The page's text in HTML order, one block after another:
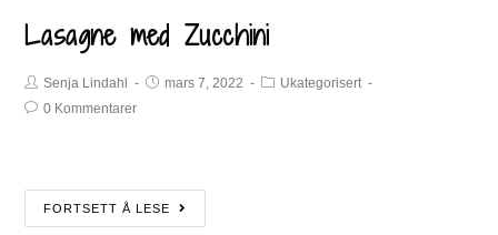
Lasagne med Zucchini
Senja Lindahl mars 7, 2022
Ukategorisert
0 Kommentarer
FORTSETT Å LESE